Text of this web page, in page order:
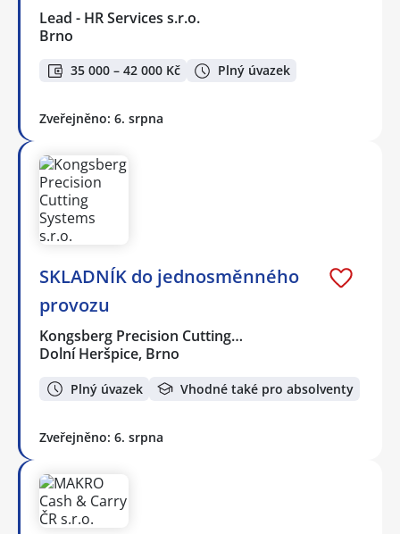
Lead - HR Services s.r.o.
Brno
35 000 – 42 000 Kč Plný úvazek
Zveřejněno: 6. srpna
SKLADNÍK do jednosměnného
provozu
Kongsberg Precision Cutting…
Dolní Heršpice, Brno
Plný úvazek Vhodné také pro absolventy
Zveřejněno: 6. srpna